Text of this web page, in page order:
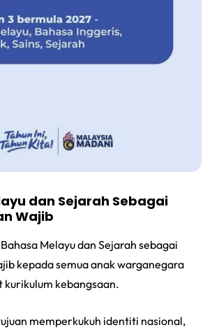
dan Sejarah Sebagai
Wajib
Melayu dan Sejarah sebagai
kepada semua anak warganegara
kurikulum kebangsaan.
memperkukuh identiti nasional,